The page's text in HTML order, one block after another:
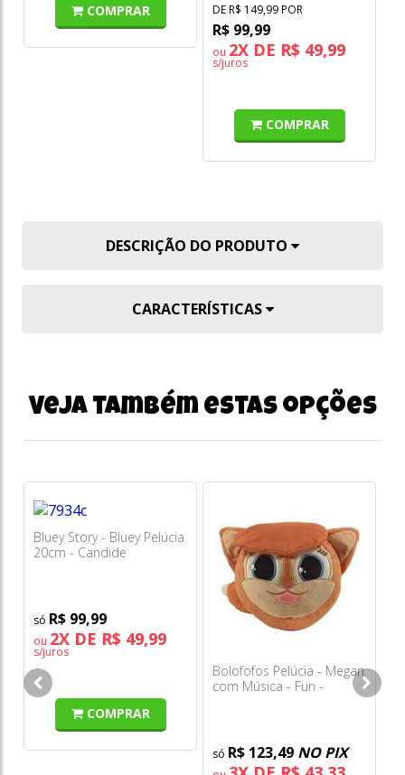
COMPRAR DE R$ 149,99 POR
R$ 99,99
ou 2X DE R$ 49,99
s/juros
COMPRAR
DESCRIÇÃO DO PRODUTO
CARACTERÍSTICAS
Veja também estas opções
Bluey Story - Bluey Pelúcia
20cm - Candide
R$ 99,99
ou 2X DE R$ 49,99
s/juros
COMPRAR
Bolofofos Pelúcia - Megan
com Música - Fun -
R$ 123,49 NO PIX